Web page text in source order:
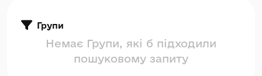
Групи
Немає Групи, які б підходили
пошуковому запиту